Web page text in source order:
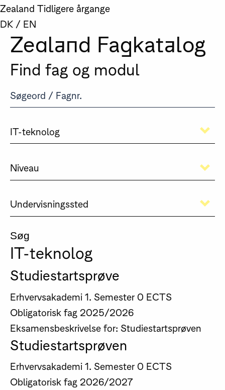
Zealand Tidligere årgange
DK / EN
Zealand Fagkatalog
Find fag og modul
Søg
IT-teknolog
Studiestartsprøve
Erhvervsakademi 1. Semester 0 ECTS
Obligatorisk fag 2025/2026
Eksamensbeskrivelse for: Studiestartsprøven
Studiestartsprøven
Erhvervsakademi 1. Semester 0 ECTS
Obligatorisk fag 2026/2027